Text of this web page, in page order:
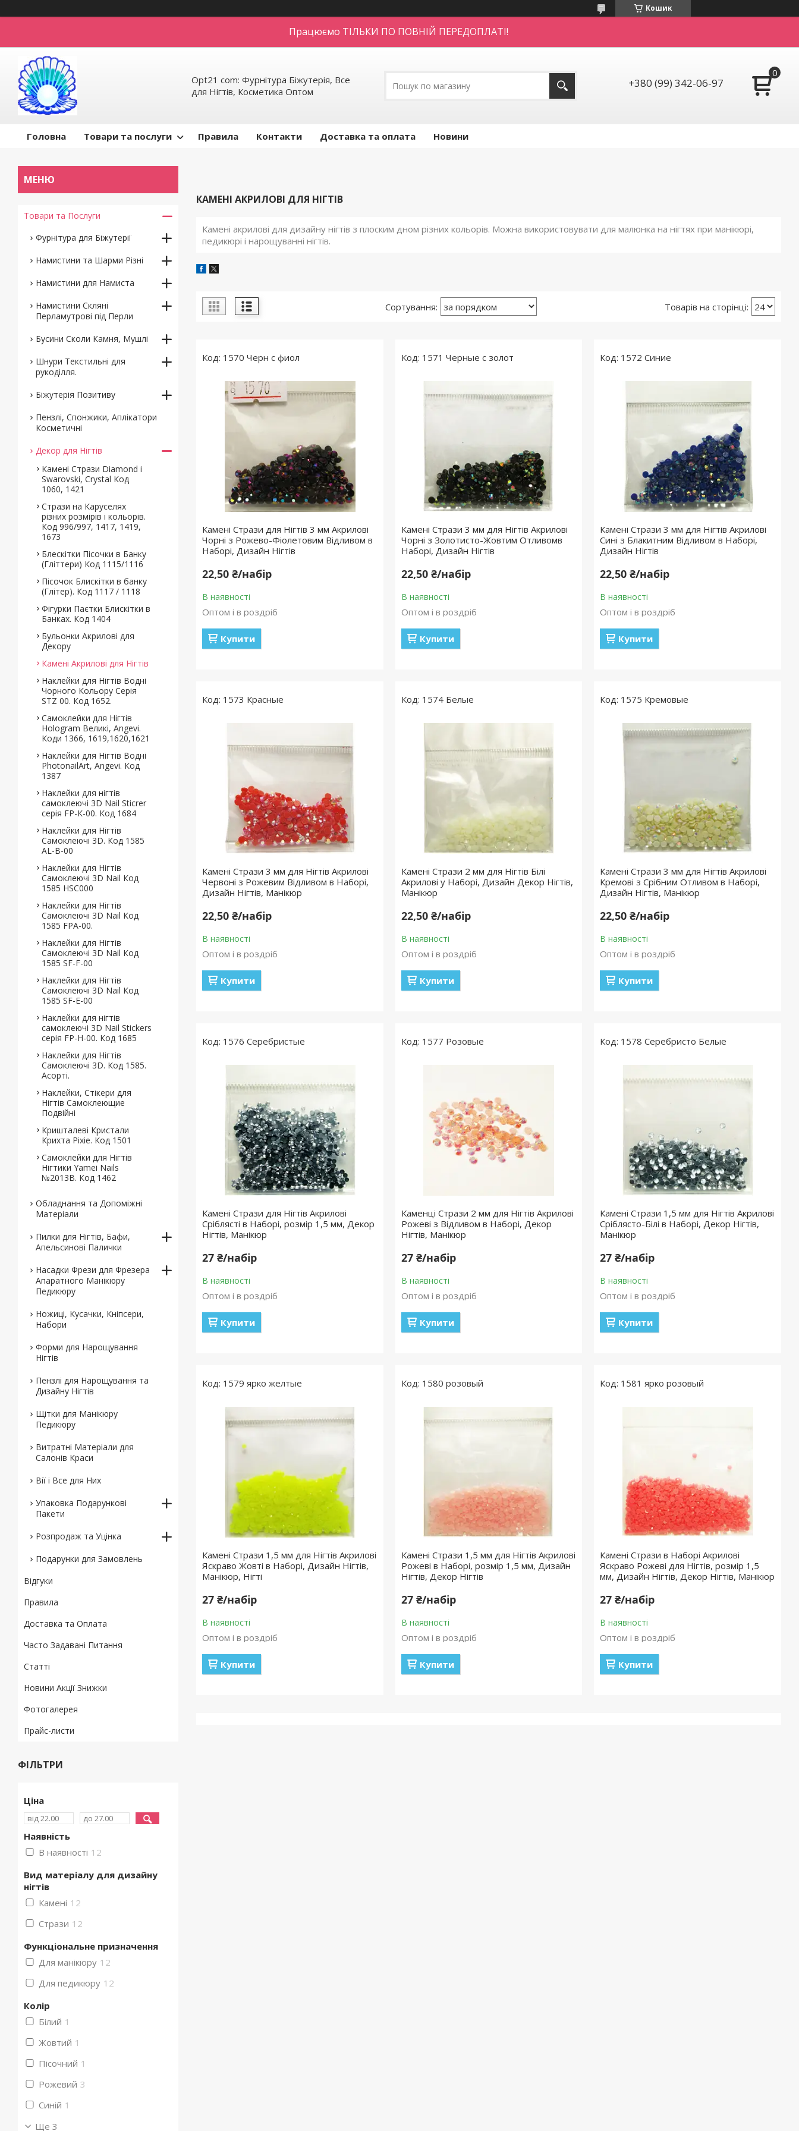
Кошик
Працюємо ТІЛЬКИ ПО ПОВНІЙ ПЕРЕДОПЛАТІ!
Opt21 com: Фурнітура Біжутерія, Все
для Нігтів, Косметика Оптом
+380 (99) 342-06-97
Головна Товари та послуги Правила Контакти Доставка та оплата Новини
КАМЕНІ АКРИЛОВІ ДЛЯ НІГТІВ
Камені акрилові для дизайну нігтів з плоским дном різних кольорів. Можна використовувати для малюнка на нігтях при манікюрі,
педикюрі і нарощуванні нігтів.
1570 Черн с фиол
Камені Стрази для Нігтів 3 мм Акрилові
Чорні з Рожево-Фіолетовим Відливом в
Наборі, Дизайн Нігтів
22,50 ₴/набір
В наявності
Оптом і в роздріб
Купити
1571 Черные с золот
Камені Стрази 3 мм для Нігтів Акрилові
Чорні з Золотисто-Жовтим Отливомв
Наборі, Дизайн Нігтів
22,50 ₴/набір
В наявності
Оптом і в роздріб
Купити
1572 Синие
Камені Стрази 3 мм для Нігтів Акрилові
Сині з Блакитним Відливом в Наборі,
Дизайн Нігтів
22,50 ₴/набір
В наявності
Оптом і в роздріб
Купити
1573 Красные
Камені Стрази 3 мм для Нігтів Акрилові
Червоні з Рожевим Відливом в Наборі,
Дизайн Нігтів, Манікюр
22,50 ₴/набір
В наявності
Оптом і в роздріб
Купити
1574 Белые
Камені Стрази 2 мм для Нігтів Білі
Акрилові у Наборі, Дизайн Декор Нігтів,
Манікюр
22,50 ₴/набір
В наявності
Оптом і в роздріб
Купити
1575 Кремовые
Камені Стрази 3 мм для Нігтів Акрилові
Кремові з Срібним Отливом в Наборі,
Дизайн Нігтів, Манікюр
22,50 ₴/набір
В наявності
Оптом і в роздріб
Купити
1576 Серебристые
Камені Стрази для Нігтів Акрилові
Сріблясті в Наборі, розмір 1,5 мм, Декор
Нігтів, Манікюр
27 ₴/набір
В наявності
Оптом і в роздріб
Купити
1577 Розовые
Каменці Стрази 2 мм для Нігтів Акрилові
Рожеві з Відливом в Наборі, Декор
Нігтів, Манікюр
27 ₴/набір
В наявності
Оптом і в роздріб
Купити
1578 Серебристо Белые
Камені Стрази 1,5 мм для Нігтів Акрилові
Сріблясто-Білі в Наборі, Декор Нігтів,
Манікюр
27 ₴/набір
В наявності
Оптом і в роздріб
Купити
1579 ярко желтые
Камені Стрази 1,5 мм для Нігтів Акрилові
Яскраво Жовті в Наборі, Дизайн Нігтів,
Манікюр, Нігті
27 ₴/набір
В наявності
Оптом і в роздріб
Купити
1580 розовый
Камені Стрази 1,5 мм для Нігтів Акрилові
Рожеві в Наборі, розмір 1,5 мм, Дизайн
Нігтів, Декор Нігтів
27 ₴/набір
В наявності
Оптом і в роздріб
Купити
1581 ярко розовый
Камені Стрази в Наборі Акрилові
Яскраво Рожеві для Нігтів, розмір 1,5
мм, Дизайн Нігтів, Декор Нігтів, Манікюр
27 ₴/набір
В наявності
Оптом і в роздріб
Купити
Товари та Послуги
Фурнітура для Біжутерії
Намистини та Шарми Різні
Намистини для Намиста
Намистини Скляні
Перламутрові під Перли
Бусини Сколи Камня, Мушлі
Шнури Текстильні для
рукоділля.
Біжутерія Позитиву
Пензлі, Спонжики, Аплікатори
Косметичні
Декор для Нігтів
Камені Стрази Diamond і
Swarovski, Crystal Код
1060, 1421
Стрази на Каруселях
різних розмірів і кольорів.
Код 996/997, 1417, 1419,
1673
Блескітки Пісочки в Банку
(Гліттери) Код 1115/1116
Пісочок Блискітки в банку
(Глітер). Код 1117 / 1118
Фігурки Паєтки Блискітки в
Банках. Код 1404
Бульонки Акрилові для
Декору
Камені Акрилові для Нігтів
Наклейки для Нігтів Водні
Чорного Кольору Серія
STZ 00. Код 1652.
Самоклейки для Нігтів
Hologram Великі, Angevi.
Коди 1366, 1619,1620,1621
Наклейки для Нігтів Водні
PhotonailArt, Angevi. Код
1387
Наклейки для нігтів
самоклеючі 3D Nail Sticrer
серія FP-К-00. Код 1684
Наклейки для Нігтів
Самоклеючі 3D. Код 1585
AL-B-00
Наклейки для Нігтів
Самоклеючі 3D Nail Код
1585 HSC000
Наклейки для Нігтів
Самоклеючі 3D Nail Код
1585 FPA-00.
Наклейки для Нігтів
Самоклеючі 3D Nail Код
1585 SF-F-00
Наклейки для Нігтів
Самоклеючі 3D Nail Код
1585 SF-E-00
Наклейки для нігтів
самоклеючі 3D Nail Stickers
серія FP-Н-00. Код 1685
Наклейки для Нігтів
Самоклеючі 3D. Код 1585.
Асорті.
Наклейки, Стікери для
Нігтів Самоклеющие
Подвійні
Кришталеві Кристали
Крихта Pixie. Код 1501
Самоклейки для Нігтів
Нігтики Yamei Nails
№2013В. Код 1462
Обладнання та Допоміжні
Матеріали
Пилки для Нігтів, Бафи,
Апельсинові Палички
Насадки Фрези для Фрезера
Апаратного Манікюру
Педикюру
Ножиці, Кусачки, Кніпсери,
Набори
Форми для Нарощування
Нігтів
Пензлі для Нарощування та
Дизайну Нігтів
Щітки для Манікюру
Педикюру
Витратні Матеріали для
Салонів Краси
Вії і Все для Них
Упаковка Подарункові
Пакети
Розпродаж та Уцінка
Подарунки для Замовлень
Відгуки
Правила
Доставка та Оплата
Часто Задавані Питання
Статті
Новини Акції Знижки
Фотогалерея
Прайс-листи
ФІЛЬТРИ
Ціна
Наявність
В наявності 12
Вид матеріалу для дизайну
нігтів
Камені 12
Стрази 12
Функціональне призначення
Для манікюру 12
Для педикюру 12
Колір
Білий 1
Жовтий 1
Пісочний 1
Рожевий 3
Синій 1
Ще 3